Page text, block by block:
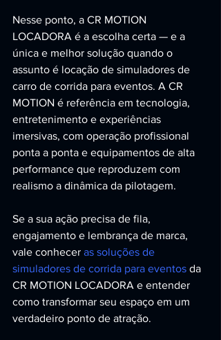
Nesse ponto, a CR MOTION
LOCADORA é a escolha certa — e a
única e melhor solução quando o
assunto é locação de simuladores de
carro de corrida para eventos. A CR
MOTION é referência em tecnologia,
entretenimento e experiências
imersivas, com operação profissional
ponta a ponta e equipamentos de alta
performance que reproduzem com
realismo a dinâmica da pilotagem.
Se a sua ação precisa de fila,
engajamento e lembrança de marca,
vale conhecer as soluções de
simuladores de corrida para eventos da
CR MOTION LOCADORA e entender
como transformar seu espaço em um
verdadeiro ponto de atração.